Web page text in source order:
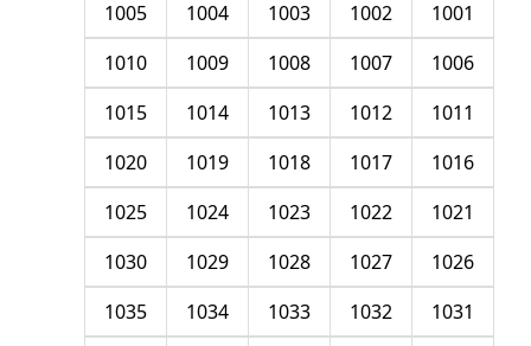
1001
1002
1003
1004
1005
1006
1007
1008
1009
1010
1011
1012
1013
1014
1015
1016
1017
1018
1019
1020
1021
1022
1023
1024
1025
1026
1027
1028
1029
1030
1031
1032
1033
1034
1035